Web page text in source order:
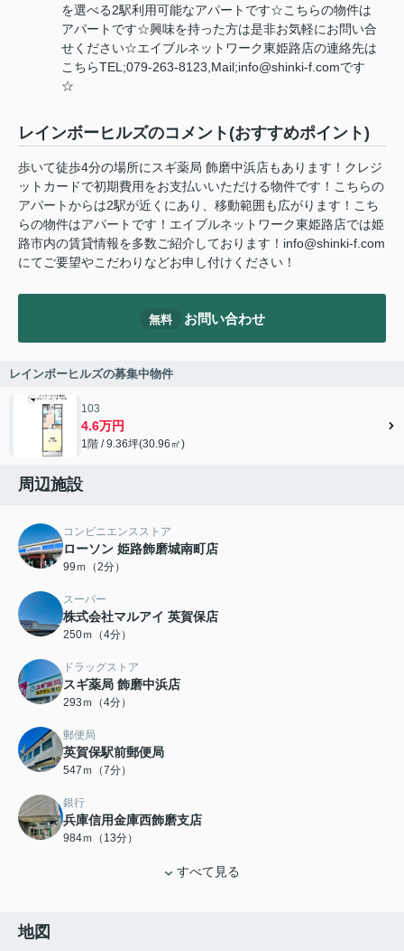
を選べる2駅利用可能なアパートです☆こちらの物件は
アパートです☆興味を持った方は是非お気軽にお問い合
せください☆エイブルネットワーク東姫路店の連絡先は
こちらTEL;079-263-8123,Mail;info@shinki-f.comです
☆
レインボーヒルズのコメント(おすすめポイント)
歩いて徒歩4分の場所にスギ薬局 飾磨中浜店もあります！クレジ
ットカードで初期費用をお支払いいただける物件です！こちらの
アパートからは2駅が近くにあり、移動範囲も広がります！こち
らの物件はアパートです！エイブルネットワーク東姫路店では姫
路市内の賃貸情報を多数ご紹介しております！info@shinki-f.com
にてご要望やこだわりなどお申し付けください！
無料 お問い合わせ
レインボーヒルズの募集中物件
103
4.6万円
1階 / 9.36坪(30.96㎡)
周辺施設
コンビニエンスストア
ローソン 姫路飾磨城南町店
99ｍ（2分）
スーパー
株式会社マルアイ 英賀保店
250ｍ（4分）
ドラッグストア
スギ薬局 飾磨中浜店
293ｍ（4分）
郵便局
英賀保駅前郵便局
547ｍ（7分）
銀行
兵庫信用金庫西飾磨支店
984ｍ（13分）
すべて見る
地図